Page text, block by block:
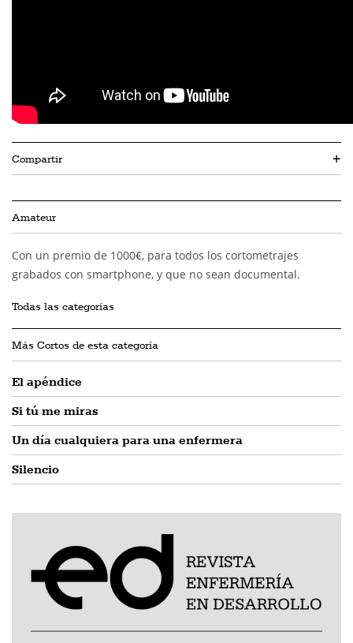
Compartir +
Amateur
Con un premio de 1000€, para todos los cortometrajes
grabados con smartphone, y que no sean documental.
Todas las categorías
Más Cortos de esta categoría
El apéndice
Si tú me miras
Un día cualquiera para una enfermera
Silencio